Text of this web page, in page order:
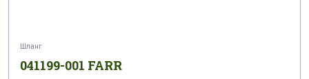
Шланг
041199-001 FARR